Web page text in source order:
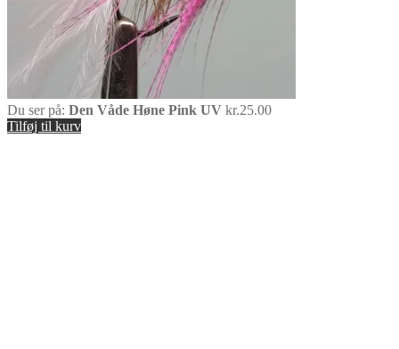
Du ser på: Den Våde Høne Pink UV kr.25.00
Tilføj til kurv